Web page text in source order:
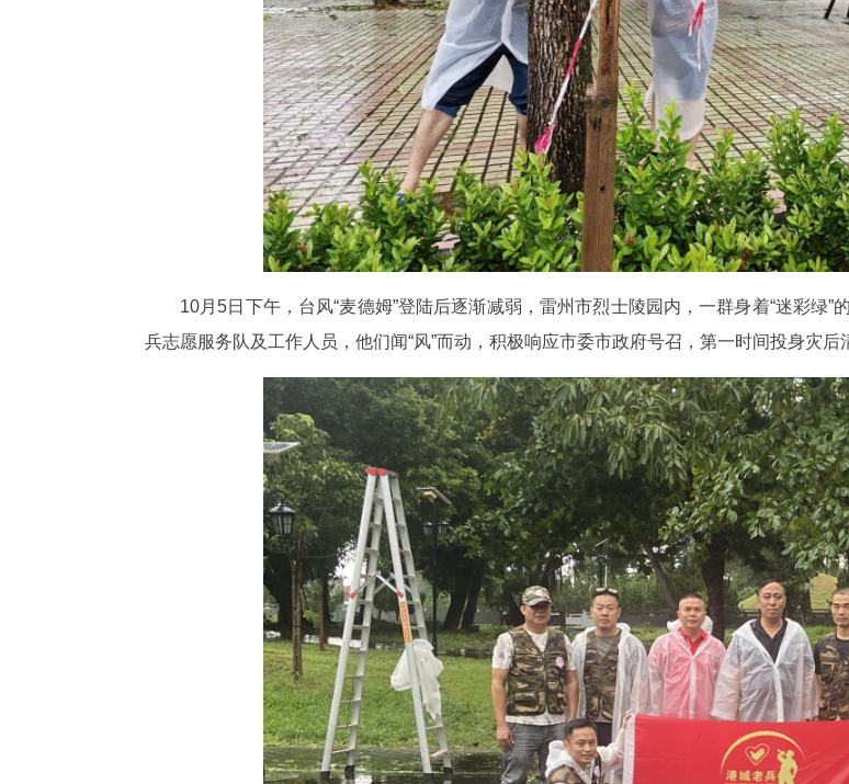
10月5日下午，台风“麦德姆”登陆后逐渐减弱，雷州市烈士陵园内，一群身着“迷彩
兵志愿服务队及工作人员，他们闻“风”而动，积极响应市委市政府号召，第一时间投身灾后